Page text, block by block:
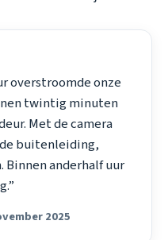
overstroomde onze
twintig minuten
Met de camera
buitenleiding,
anderhalf uur
2025